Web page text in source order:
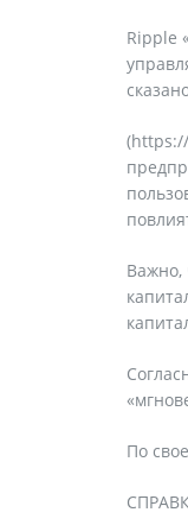
Ripple
Важно,
По